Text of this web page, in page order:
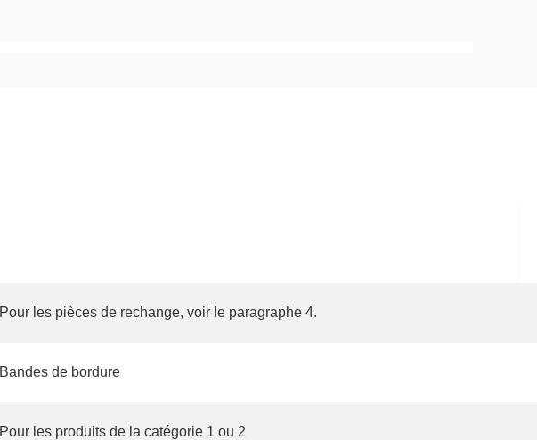
Pour les pièces de rechange, voir le paragraphe 4.
Bandes de bordure
Pour les produits de la catégorie 1 ou 2